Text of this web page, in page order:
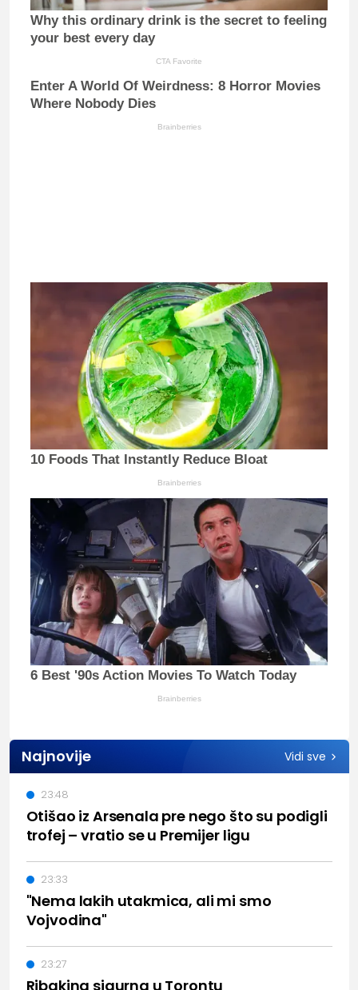
Why this ordinary drink is the secret to feeling
your best every day
CTA Favorite
Enter A World Of Weirdness: 8 Horror Movies
Where Nobody Dies
Brainberries
10 Foods That Instantly Reduce Bloat
Brainberries
6 Best '90s Action Movies To Watch Today
Brainberries
Najnovije Vidi sve
Otišao iz Arsenala pre nego što su podigli
trofej – vratio se u Premijer ligu
23:48
"Nema lakih utakmica, ali mi smo
Vojvodina"
23:33
Ribakina sigurna u Torontu
23:27